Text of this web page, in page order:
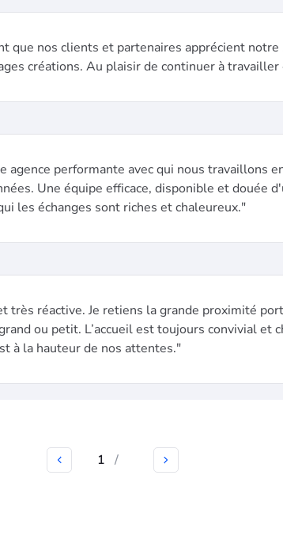
que nos clients et partenaires apprécient notre
créations. Au plaisir de continuer à
agence performante avec qui nous travaillons
Une équipe efficace, disponible et douée
les échanges sont riches et chaleureux."
très réactive. Je retiens la grande proximité
ou petit. L’accueil est toujours convivial et
à la hauteur de nos attentes."
1 /